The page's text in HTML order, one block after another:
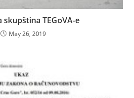
skupština TEGoVA-e
May 26, 2019